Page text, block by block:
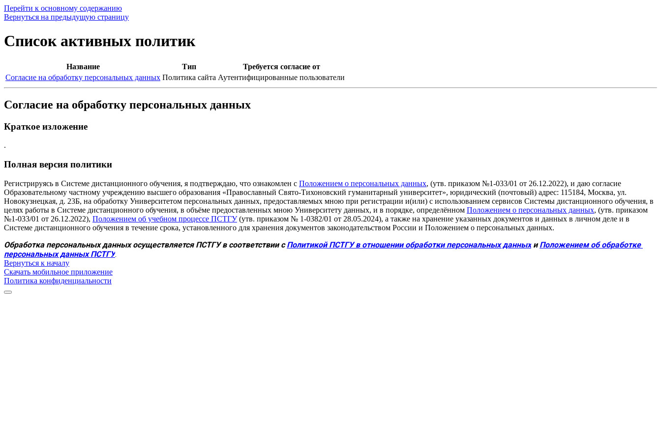
Перейти к основному содержанию
Вернуться на предыдущую страницу
Список активных политик
Название Тип
Требуется согласие от
Согласие на обработку персональных данных Политика сайта Аутентифицированные пользователи
Согласие на обработку персональных данных
Краткое изложение
.
Полная версия политики
Регистрируясь в Системе дистанционного обучения, я подтверждаю, что ознакомлен с Положением о персональных данных, (утв. приказом №1-033/01 от 26.12.2022), и даю согласие
Образовательному частному учреждению высшего образования «Православный Свято-Тихоновский гуманитарный университет», юридический (почтовый) адрес: 115184, Москва, ул.
Новокузнецкая, д. 23Б, на обработку Университетом персональных данных, предоставляемых мною при регистрации и(или) с использованием сервисов Системы дистанционного обучения, в
целях работы в Системе дистанционного обучения, в объёме предоставленных мною Университету данных, и в порядке, определённом Положением о персональных данных, (утв. приказом
№1-033/01 от 26.12.2022), Положением об учебном процессе ПСТГУ(утв. приказом № 1-0382/01 от 28.05.2024), а также на хранение указанных документов и данных в личном деле и в
Системе дистанционного обучения в течение срока, установленного для хранения документов законодательством России и Положением о персональных данных.
Обработка персональных данных осуществляется ПСТГУ в соответствии с Политикой ПСТГУ в отношении обработки персональных данных и Положением об обработке
персональных данных ПСТГУ.
Вернуться к началу
Скачать мобильное приложение
Политика конфиденциальности